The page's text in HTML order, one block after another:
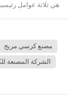
هي ثلاثة عوامل
ممتازًا
مصنع كرسي مريح
الشركة المصنعة